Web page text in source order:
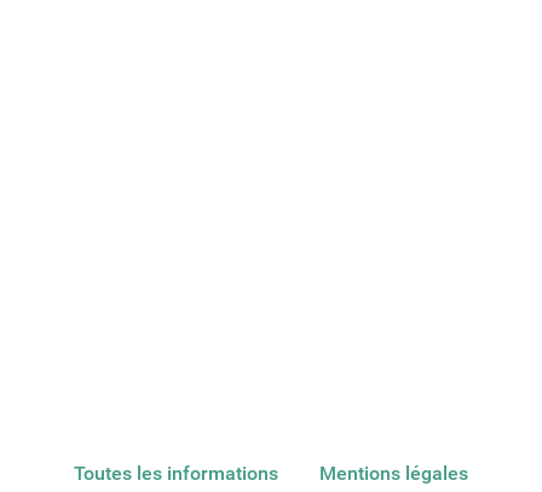
Toutes les informations Mentions légales